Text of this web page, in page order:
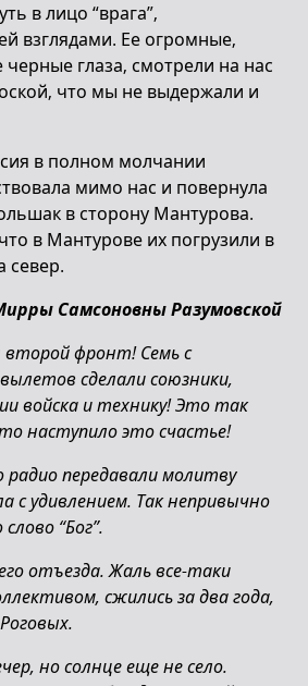
в лицо “врага”,
взглядами. Ее огромные,
глаза, смотрели на нас
что мы не выдержали и
в полном молчании
мимо нас и повернула
в сторону Мантурова.
в Мантурове их погрузили в
север.
Самсоновны Разумовской
фронт! Семь с
сделали союзники,
войска и технику! Это так
наступило это счастье!
радио передавали молитву
с удивлением. Так непривычно
“Бог”.
отъезда. Жаль все-таки
сжились за два года,
но солнце еще не село.